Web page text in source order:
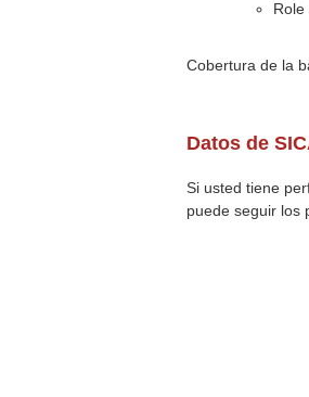
Cobertura de la
Datos de
Si usted tiene
puede seguir los